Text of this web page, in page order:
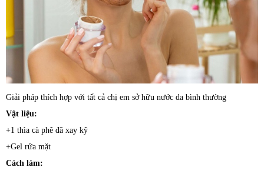
Giải pháp thích hợp với tất cả chị em sở hữu nước da bình thường
Vật liệu:
+1 thìa cà phê đã xay kỹ
+Gel rửa mặt
Cách làm: